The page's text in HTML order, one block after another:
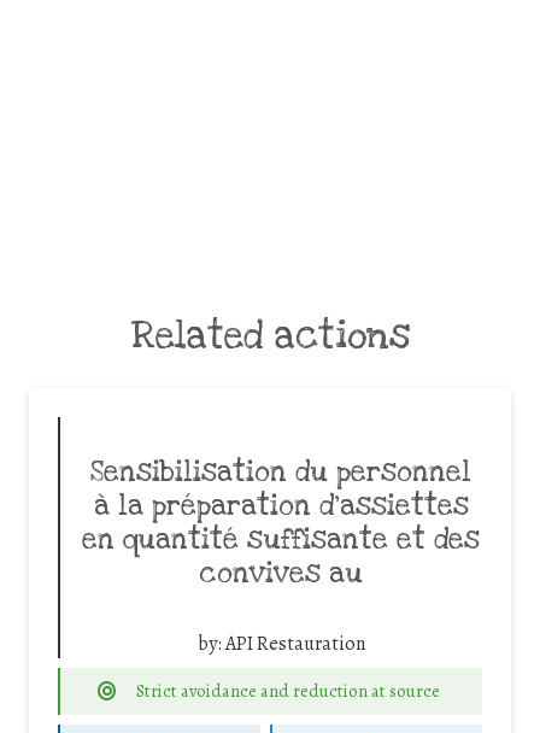
Related actions
Sensibilisation du personnel
à la préparation d’assiettes
en quantité suffisante et des
convives au
by:API Restauration
Strict avoidance and reduction at source